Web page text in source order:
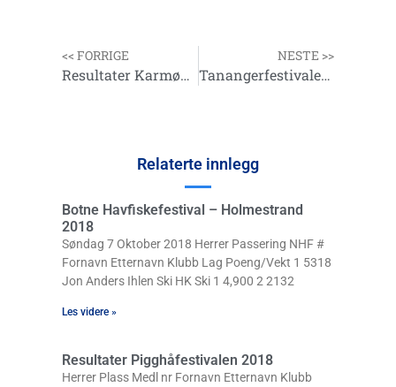
<< FORRIGE
Resultater Karmøy Havfiskefestival 2018
NESTE >>
Tanangerfestivalen sammenlagt
Relaterte innlegg
Botne Havfiskefestival – Holmestrand
2018
Søndag 7 Oktober 2018 Herrer Passering NHF #
Fornavn Etternavn Klubb Lag Poeng/Vekt 1 5318
Jon Anders Ihlen Ski HK Ski 1 4,900 2 2132
Les videre »
Resultater Pigghåfestivalen 2018
Herrer Plass Medl nr Fornavn Etternavn Klubb